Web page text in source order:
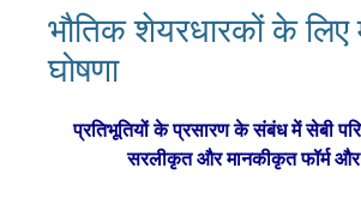
भौतिक शेयरधारकों के लिए
घोषणा
प्रतिभूतियों के प्रसारण के संबंध में सेबी
सरलीकृत और मानकीकृत फॉर्म और